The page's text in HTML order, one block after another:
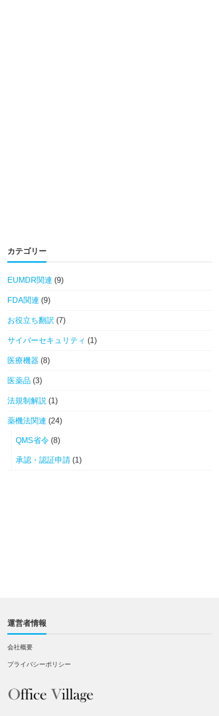
カテゴリー
EUMDR関連 (9)
FDA関連 (9)
お役立ち翻訳 (7)
サイバーセキュリティ (1)
医療機器 (8)
医薬品 (3)
法規制解説 (1)
薬機法関連 (24)
QMS省令 (8)
承認・認証申請 (1)
運営者情報
会社概要
プライバシーポリシー